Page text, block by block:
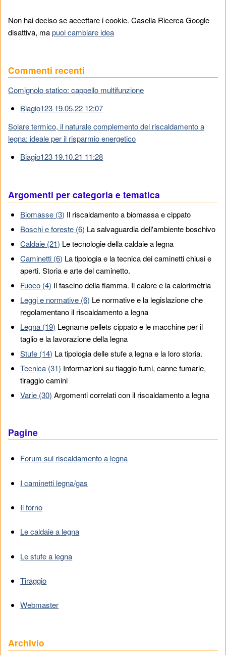
Non hai deciso se accettare i cookie. Casella Ricerca Google
disattiva, mapuoi cambiare idea
Commenti recenti
Comignolo statico: cappello multifunzione
Biagio123 19.05.22 12:07
Solare termico, il naturale complemento del riscaldamento a
legna: ideale per il risparmio energetico
Biagio123 19.10.21 11:28
Argomenti per categoria e tematica
Biomasse (3) Il riscaldamento a biomassa e cippato
Boschi e foreste (6) La salvaguardia dell'ambiente boschivo
Caldaie (21) Le tecnologie della caldaie a legna
Caminetti (6) La tipologia e la tecnica dei caminetti chiusi e
aperti. Storia e arte del caminetto.
Fuoco (4) Il fascino della fiamma. Il calore e la calorimetria
Leggi e normative (6) Le normative e la legislazione che
regolamentano il riscaldamento a legna
Legna (19) Legname pellets cippato e le macchine per il
taglio e la lavorazione della legna
Stufe (14) La tipologia delle stufe a legna e la loro storia.
Tecnica (31) Informazioni su tiaggio fumi, canne fumarie,
tiraggio camini
Varie (30) Argomenti correlati con il riscaldamento a legna
Pagine
Forum sul riscaldamento a legna
I caminetti legna/gas
Il forno
Le caldaie a legna
Le stufe a legna
Tiraggio
Webmaster
Archivio